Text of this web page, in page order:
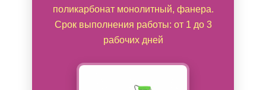
поликарбонат монолитный, фанера.
Срок выполнения работы: от 1 до 3
рабочих дней